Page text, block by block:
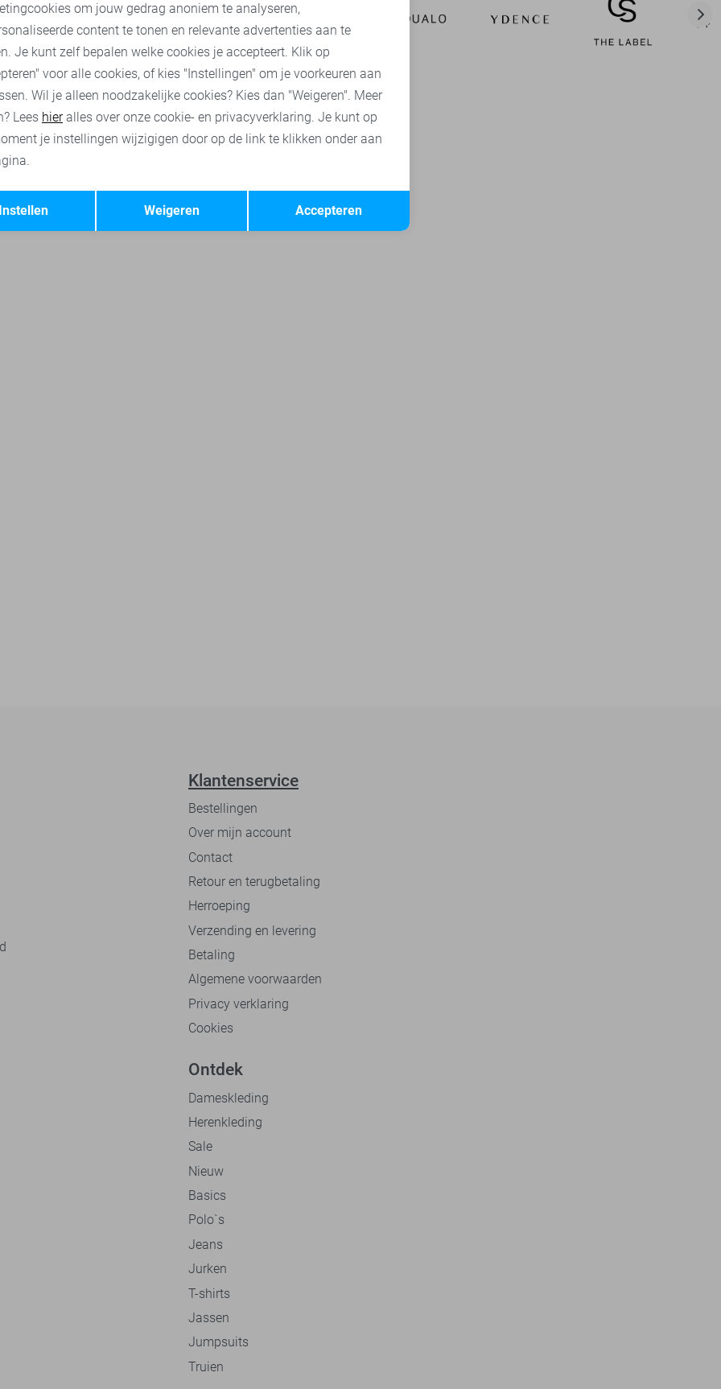
Klantenservice
Bestellingen
Over mijn account
Contact
Retour en terugbetaling
Herroeping
Verzending en levering
Betaling
Algemene voorwaarden
Privacy verklaring
Cookies
Ontdek
Dameskleding
Herenkleding
Sale
Nieuw
Basics
Polo`s
Jeans
Jurken
T-shirts
Jassen
Jumpsuits
Truien
Terug Opslaan
om jouw gedrag anoniem te analyseren,
content te tonen en relevante advertenties aan te
Je kunt zelf bepalen welke cookies je accepteert. Klik op
voor alle cookies, of kies "Instellingen" om je voorkeuren aan
Wil je alleen noodzakelijke cookies? Kies dan "Weigeren". Meer
Lees hieralles over onze cookie- en privacyverklaring. Je kunt op
je instellingen wijzigigen door op de link te klikken onder aan
Accepteren
Weigeren
Instellen